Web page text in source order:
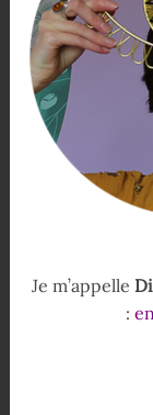
Je m’appelle
: